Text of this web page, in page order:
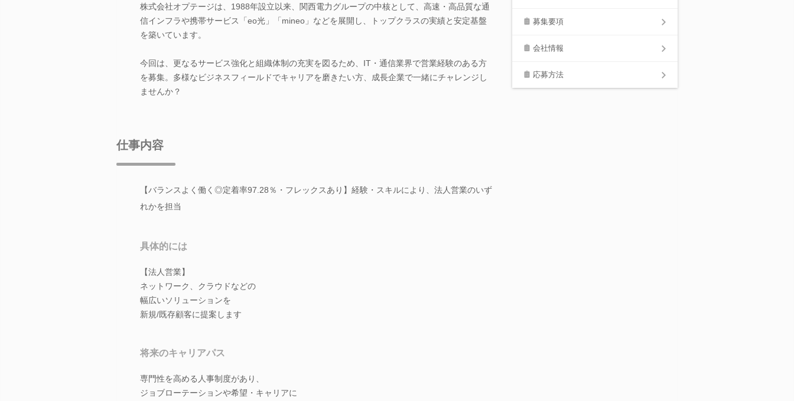
株式会社オプテージは、1988年設立以来、関西電力グループの中核として、高速・高品質な通
信インフラや携帯サービス「eo光」「mineo」などを展開し、トップクラスの実績と安定基盤
を築いています。
今回は、更なるサービス強化と組織体制の充実を図るため、IT・通信業界で営業経験のある方
を募集。多様なビジネスフィールドでキャリアを磨きたい方、成長企業で一緒にチャレンジし
ませんか？
仕事内容
【バランスよく働く◎定着率97.28％・フレックスあり】経験・スキルにより、法人営業のいず
れかを担当
具体的には
【法人営業】
ネットワーク、クラウドなどの
幅広いソリューションを
新規/既存顧客に提案します
将来のキャリアパス
専門性を高める人事制度があり、
ジョブローテーションや希望・キャリアに
募集要項
会社情報
応募方法